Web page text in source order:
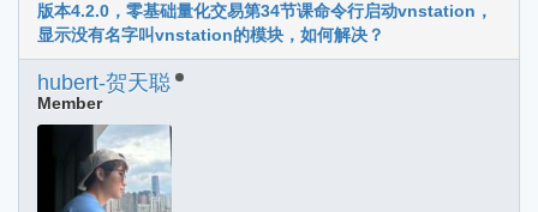
版本4.2.0，零基础量化交易第34节课命令行启动vnstation，
显示没有名字叫vnstation的模块，如何解决？
hubert-贺天聪
Member